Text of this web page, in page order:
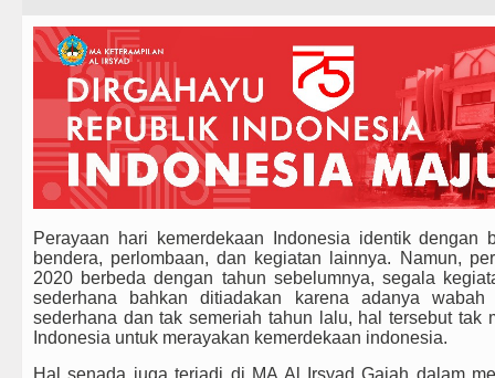
Perayaan hari kemerdekaan Indonesia identik dengan
bendera, perlombaan, dan kegiatan lainnya. Namun,
2020 berbeda dengan tahun sebelumnya, segala
sederhana bahkan ditiadakan karena adanya
sederhana dan tak semeriah tahun lalu, hal tersebut tak
Indonesia untuk merayakan kemerdekaan indonesia.
Hal senada juga terjadi di MA Al Irsyad Gajah dalam